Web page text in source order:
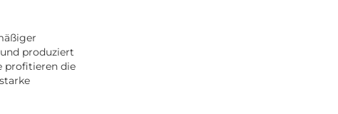
produziert
profitieren die